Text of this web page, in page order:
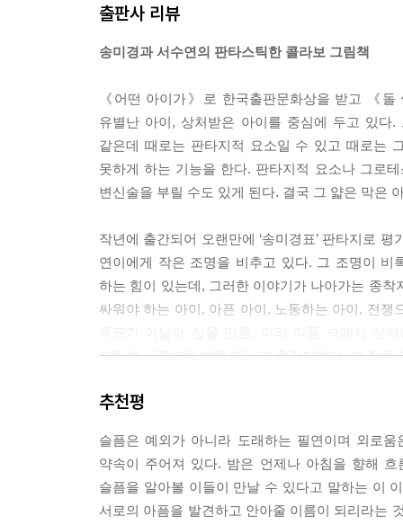
출판사 리뷰
송미경과 서수연의 판타스틱한 콜라보 그림책
《어떤 아이가》로 한국출판문화상을 받고 《
유별난 아이, 상처받은 아이를 중심에 두고 있
같은데 때로는 판타지적 요소일 수 있고 때로는
못하게 하는 기능을 한다. 판타지적 요소나 그로
변신술을 부릴 수도 있게 된다. 결국 그 얇은 막은
작년에 출간되어 오랜만에 ‘송미경표’ 판타지로
연이에게 작은 조명을 비추고 있다. 그 조명이
하는 힘이 있는데, 그러한 이야기가 나아가는 종
싸워야 하는 아이, 아픈 아이, 노동하는 아이, 전
그림책 《꿈속을 헤맬 때》가 출간되었다. 이 작
황인찬 시인의 시에 그림을 그린 첫 번째 그림
《꿈속을 헤맬 때》의 텍스트는 서수연 그림과 오
노래와 빵과 놀이동산이 있는 별처럼 반짝이고 낮
추천평
슬픔은 예외가 아니라 도래하는 필연이며 외로
약속이 주어져 있다. 밤은 언제나 아침을 향해
슬픔을 알아볼 이들이 만날 수 있다고 말하는 이
서로의 아픔을 발견하고 안아줄 이름이 되리라는